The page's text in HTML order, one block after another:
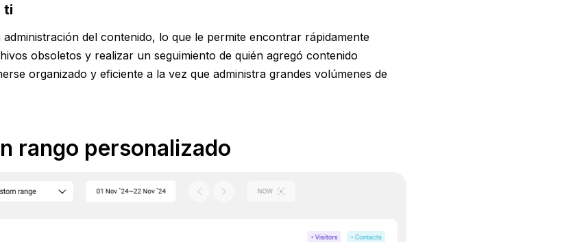
ti
administración del contenido, lo que le permite encontrar rápidamente
obsoletos y realizar un seguimiento de quién agregó contenido
organizado y eficiente a la vez que administra grandes volúmenes de
rango personalizado